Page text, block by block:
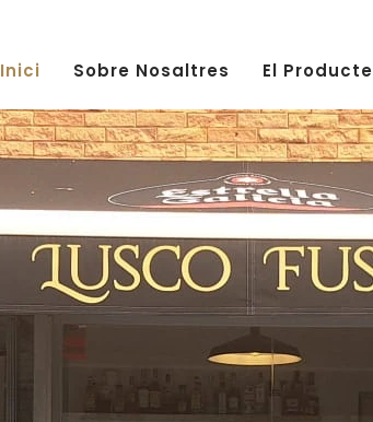
Inici Sobre Nosaltres El Producte